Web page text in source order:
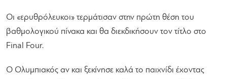
Οι «ερυθρόλευκοι» τερμάτισαν στην πρώτη θέση του
βαθμολογικού πίνακα και θα διεκδικήσουν τον τίτλο στο
Final Four.
Ο Ολυμπιακός αν και ξεκίνησε καλά το παιχνίδι έχοντας